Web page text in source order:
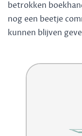
betrokken
nog een beetje
kunnen blijven